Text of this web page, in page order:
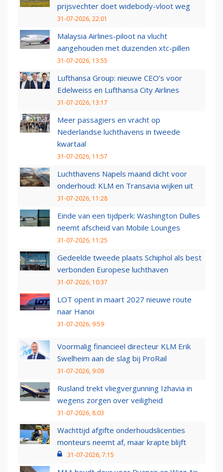
prijsvechter doet widebody-vloot weg
31-07-2026, 22:01
Malaysia Airlines-piloot na vlucht
aangehouden met duizenden xtc-pillen
31-07-2026, 13:55
Lufthansa Group: nieuwe CEO’s voor
Edelweiss en Lufthansa City Airlines
31-07-2026, 13:17
Meer passagiers en vracht op
Nederlandse luchthavens in tweede
kwartaal
31-07-2026, 11:57
Luchthavens Napels maand dicht voor
onderhoud: KLM en Transavia wijken uit
31-07-2026, 11:28
Einde van een tijdperk: Washington Dulles
neemt afscheid van Mobile Lounges
31-07-2026, 11:25
Gedeelde tweede plaats Schiphol als best
verbonden Europese luchthaven
31-07-2026, 10:37
LOT opent in maart 2027 nieuwe route
naar Hanoi
31-07-2026, 9:59
Voormalig financieel directeur KLM Erik
Swelheim aan de slag bij ProRail
31-07-2026, 9:09
Rusland trekt vliegvergunning Izhavia in
wegens zorgen over veiligheid
31-07-2026, 8:03
Wachttijd afgifte onderhoudslicenties
monteurs neemt af, maar krapte blijft
31-07-2026, 7:15